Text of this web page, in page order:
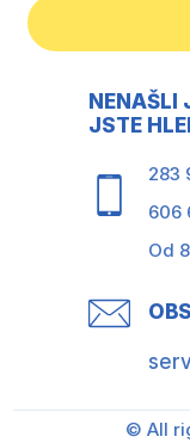
NENAŠLI
JSTE
283
606
Od
© All